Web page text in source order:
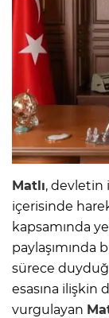
Matlı, devletin
içerisinde
kapsamında
sürece
esasına ilişkin
vurgulayan